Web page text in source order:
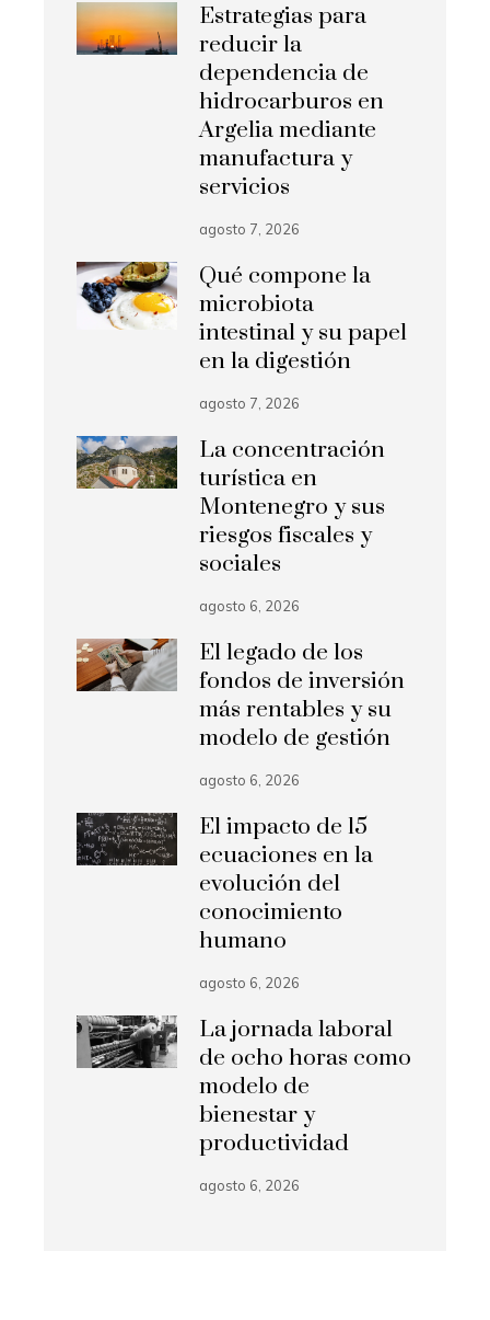
Estrategias para
reducir la
dependencia de
hidrocarburos en
Argelia mediante
manufactura y
servicios
agosto 7, 2026
Qué compone la
microbiota
intestinal y su papel
en la digestión
agosto 7, 2026
La concentración
turística en
Montenegro y sus
riesgos fiscales y
sociales
agosto 6, 2026
El legado de los
fondos de inversión
más rentables y su
modelo de gestión
agosto 6, 2026
El impacto de 15
ecuaciones en la
evolución del
conocimiento
humano
agosto 6, 2026
La jornada laboral
de ocho horas como
modelo de
bienestar y
productividad
agosto 6, 2026